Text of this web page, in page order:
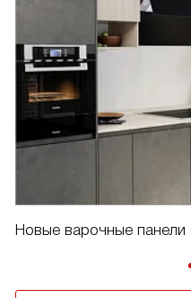
Новые варочные панели